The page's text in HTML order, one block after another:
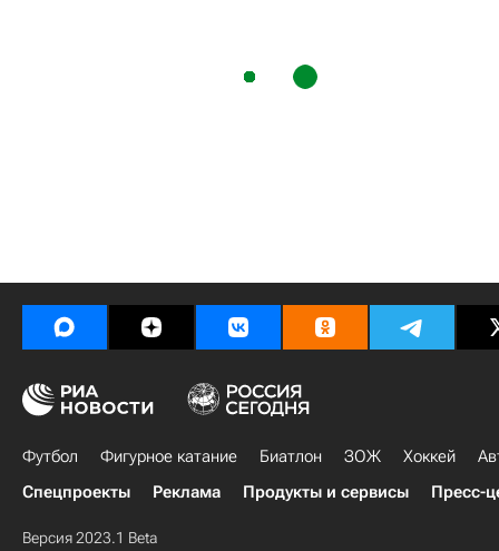
Футбол Фигурное катание Биатлон ЗОЖ Хоккей
Спецпроекты
Реклама Продукты и сервисы Пресс-
Версия 2023.1 Beta